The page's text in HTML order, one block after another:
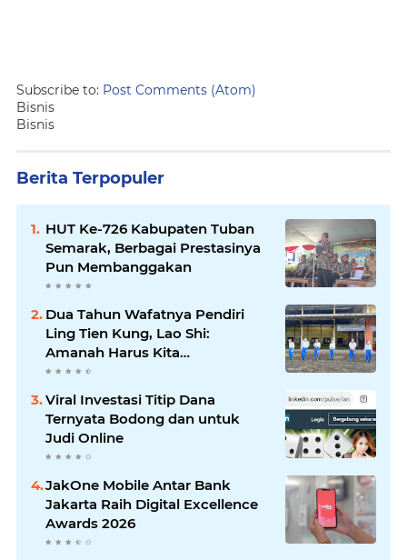
Subscribe to: Post Comments (Atom)
Bisnis
Bisnis
Berita Terpopuler
HUT Ke-726 Kabupaten Tuban
Semarak, Berbagai Prestasinya
Pun Membanggakan
Dua Tahun Wafatnya Pendiri
Ling Tien Kung, Lao Shi:
Amanah Harus Kita
Laksanakan!
Viral Investasi Titip Dana
Ternyata Bodong dan untuk
Judi Online
JakOne Mobile Antar Bank
Jakarta Raih Digital Excellence
Awards 2026